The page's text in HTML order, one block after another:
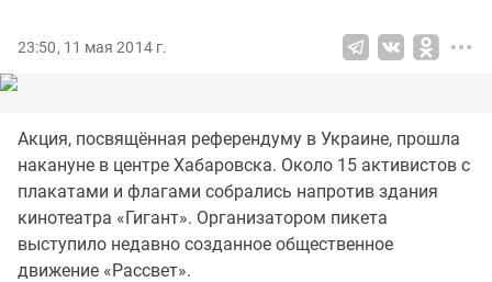
23:50, 11 мая 2014 г.
Акция, посвящённая референдуму в Украине, прошла
накануне в центре Хабаровска. Около 15 активистов с
плакатами и флагами собрались напротив здания
кинотеатра «Гигант». Организатором пикета
выступило недавно созданное общественное
движение «Рассвет».